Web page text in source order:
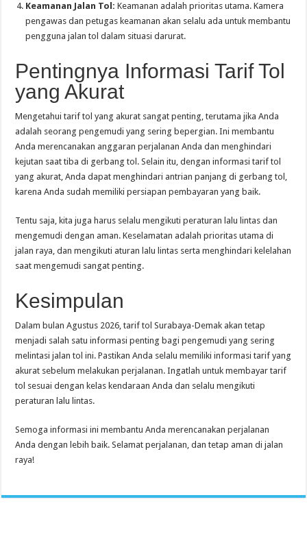
Keamanan Jalan Tol: Keamanan adalah prioritas utama. Kamera
pengawas dan petugas keamanan akan selalu ada untuk membantu
pengguna jalan tol dalam situasi darurat.
Pentingnya Informasi Tarif Tol
yang Akurat
Mengetahui tarif tol yang akurat sangat penting, terutama jika Anda
adalah seorang pengemudi yang sering bepergian. Ini membantu
Anda merencanakan anggaran perjalanan Anda dan menghindari
kejutan saat tiba di gerbang tol. Selain itu, dengan informasi tarif tol
yang akurat, Anda dapat menghindari antrian panjang di gerbang tol,
karena Anda sudah memiliki persiapan pembayaran yang baik.
Tentu saja, kita juga harus selalu mengikuti peraturan lalu lintas dan
mengemudi dengan aman. Keselamatan adalah prioritas utama di
jalan raya, dan mengikuti aturan lalu lintas serta menghindari kelelahan
saat mengemudi sangat penting.
Kesimpulan
Dalam bulan Agustus 2026, tarif tol Surabaya-Demak akan tetap
menjadi salah satu informasi penting bagi pengemudi yang sering
melintasi jalan tol ini. Pastikan Anda selalu memiliki informasi tarif yang
akurat sebelum melakukan perjalanan. Ingatlah untuk membayar tarif
tol sesuai dengan kelas kendaraan Anda dan selalu mengikuti
peraturan lalu lintas.
Semoga informasi ini membantu Anda merencanakan perjalanan
Anda dengan lebih baik. Selamat perjalanan, dan tetap aman di jalan
raya!